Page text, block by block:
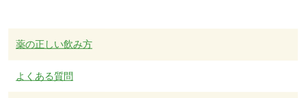
薬の正しい飲み方
よくある質問